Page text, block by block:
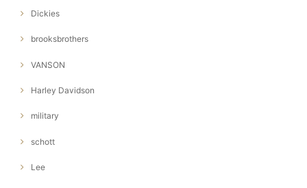
Dickies
brooksbrothers
VANSON
Harley Davidson
military
schott
Lee